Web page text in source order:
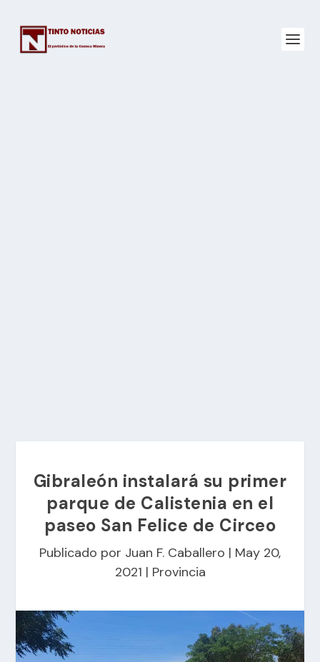
Gibraleón instalará su primer
parque de Calistenia en el
paseo San Felice de Circeo
Publicado por Juan F. Caballero | May 20,
2021 | Provincia